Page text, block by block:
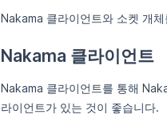
Nakama 클라이언트와 소켓 개
Nakama 클라이언트
Nakama 클라이언트를 통해
라이언트가 있는 것이 좋습니다.